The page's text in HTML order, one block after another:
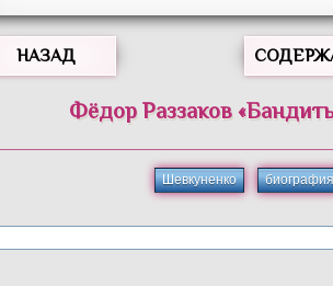
НАЗАД
Фёдор Раззаков«
Шевкуненко